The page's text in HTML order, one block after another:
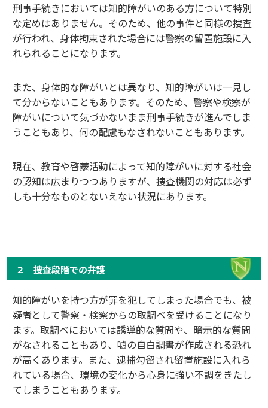
刑事手続きにおいては知的障がいのある方について特別
な定めはありません。そのため、他の事件と同様の捜査
が行われ、身体拘束された場合には警察の留置施設に入
れられることになります。
また、身体的な障がいとは異なり、知的障がいは一見し
て分からないこともあります。そのため、警察や検察が
障がいについて気づかないまま刑事手続きが進んでしま
うこともあり、何の配慮もなされないこともあります。
現在、教育や啓蒙活動によって知的障がいに対する社会
の認知は広まりつつありますが、捜査機関の対応は必ず
しも十分なものとないえない状況にあります。
２ 捜査段階での弁護
知的障がいを持つ方が罪を犯してしまった場合でも、被
疑者として警察・検察からの取調べを受けることになり
ます。取調べにおいては誘導的な質問や、暗示的な質問
がなされることもあり、嘘の自白調書が作成される恐れ
が高くあります。また、逮捕勾留され留置施設に入れら
れている場合、環境の変化から心身に強い不調をきたし
てしまうこともあります。